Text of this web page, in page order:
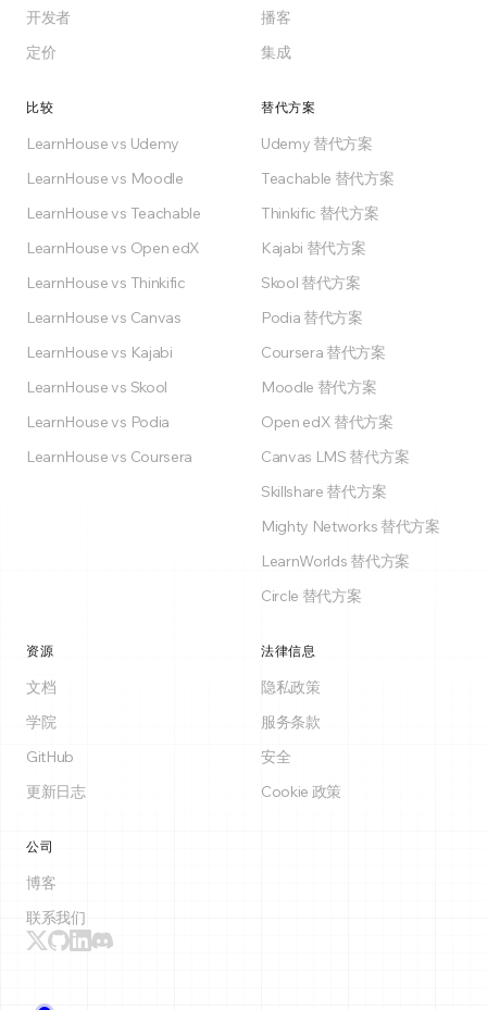
开发者
定价
播客
集成
比较
LearnHouse vs Udemy
LearnHouse vs Moodle
LearnHouse vs Teachable
LearnHouse vs Open edX
LearnHouse vs Thinkific
LearnHouse vs Canvas
LearnHouse vs Kajabi
LearnHouse vs Skool
LearnHouse vs Podia
LearnHouse vs Coursera
替代方案
Udemy 替代方案
Teachable 替代方案
Thinkific 替代方案
Kajabi 替代方案
Skool 替代方案
Podia 替代方案
Coursera 替代方案
Moodle 替代方案
Open edX 替代方案
Canvas LMS 替代方案
Skillshare 替代方案
Mighty Networks 替代方案
LearnWorlds 替代方案
Circle 替代方案
资源
文档
学院
GitHub
更新日志
法律信息
隐私政策
服务条款
安全
Cookie 政策
公司
博客
联系我们